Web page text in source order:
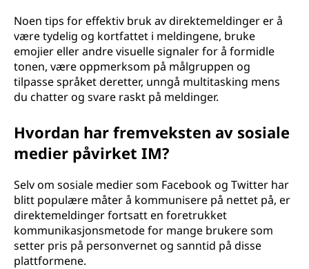
Noen tips for effektiv bruk av direktemeldinger er å
være tydelig og kortfattet i meldingene, bruke
emojier eller andre visuelle signaler for å formidle
tonen, være oppmerksom på målgruppen og
tilpasse språket deretter, unngå multitasking mens
du chatter og svare raskt på meldinger.
Hvordan har fremveksten av sosiale
medier påvirket IM?
Selv om sosiale medier som Facebook og Twitter har
blitt populære måter å kommunisere på nettet på, er
direktemeldinger fortsatt en foretrukket
kommunikasjonsmetode for mange brukere som
setter pris på personvernet og sanntid på disse
plattformene.